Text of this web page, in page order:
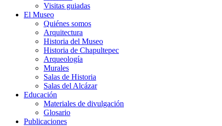
Visitas guiadas
El Museo
Quiénes somos
Arquitectura
Historia del Museo
Historia de Chapultepec
Arqueología
Murales
Salas de Historia
Salas del Alcázar
Educación
Materiales de divulgación
Glosario
Publicaciones